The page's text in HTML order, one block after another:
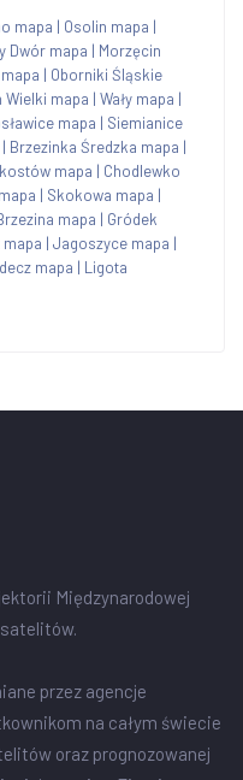
mapa | Osolin mapa |
Dwór mapa | Morzęcin
| Oborniki Śląskie
Wielki mapa | Wały mapa |
mapa | Siemianice
| Brzezinka Średzka mapa |
mapa | Chodlewko
| Skokowa mapa |
mapa | Gródek
mapa | Jagoszyce mapa |
mapa | Ligota
Międzynarodowej
przez agencje
na całym świecie
oraz prognozowanej